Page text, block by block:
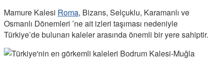
Mamure Kalesi Roma, Bizans, Selçuklu, Karamanlı ve
Osmanlı Dönemleri ’ne ait izleri taşıması nedeniyle
Türkiye’de bulunan kaleler arasında önemli bir yere sahiptir.